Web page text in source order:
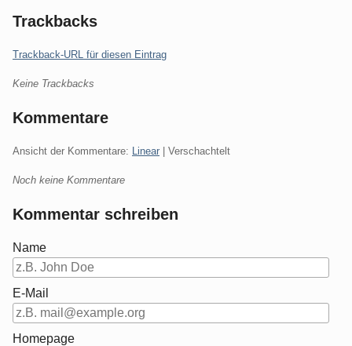
Trackbacks
Trackback-URL für diesen Eintrag
Keine Trackbacks
Kommentare
Ansicht der Kommentare: Linear | Verschachtelt
Noch keine Kommentare
Kommentar schreiben
Name
E-Mail
Homepage